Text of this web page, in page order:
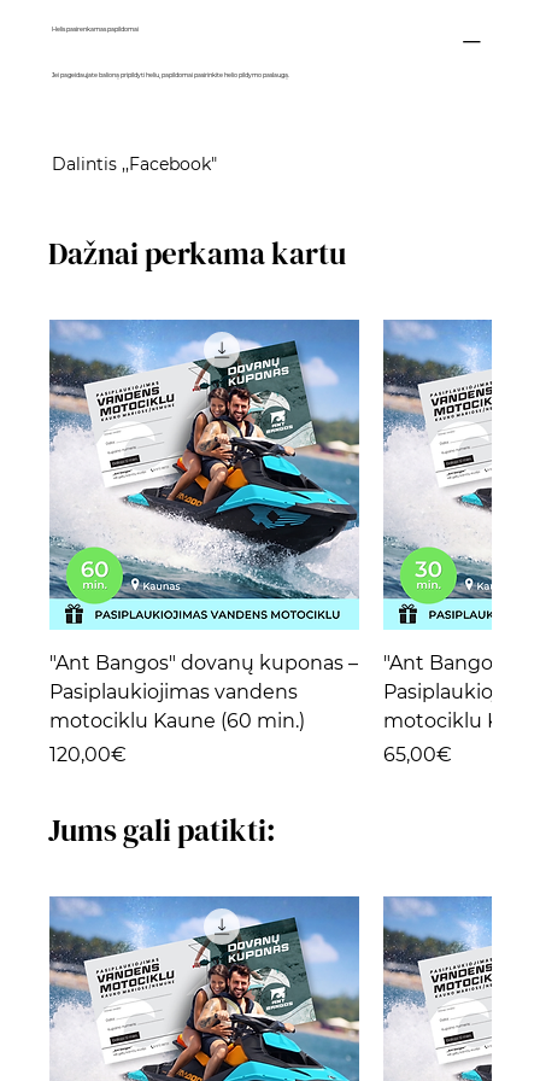
Helis pasirenkamas papildomai
Jei pageidaujate balioną pripildyti heliu, papildomai pasirinkitehelio pildymo paslaugą.
Dalintis ,,Facebook"
Dažnai perkama kartu
"Ant Bangos" dovanų kuponas –
Pasiplaukiojimas vandens
motociklu Kaune (60 min.)
Price
120,00€
"Ant Bangos"
motociklu
Price
65,00€
Jums gali patikti: